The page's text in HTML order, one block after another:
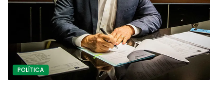
POLÍTICA